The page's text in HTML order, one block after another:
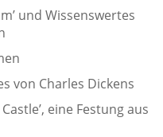
und Wissenswertes
von Charles Dickens
’, eine Festung aus